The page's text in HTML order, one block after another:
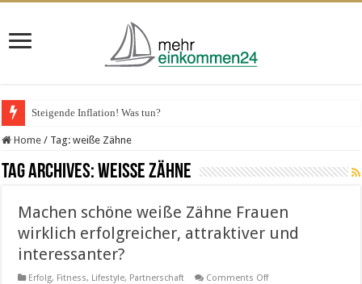
Steigende Inflation! Was tun?
Home / Tag:weiße Zähne
Tag Archives:weiße Zähne
Machen schöne weiße Zähne Frauen
wirklich erfolgreicher, attraktiver und
interessanter?
Erfolg, Fitness, Lifestyle, Partnerschaft Comments Offon